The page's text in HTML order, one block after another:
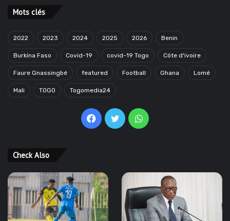
Mots clés
2022 2023 2024 2025 2026 Benin
Burkina Faso Covid-19 covid-19 Togo Côte d'ivoire
Faure Gnassingbé featured Football Ghana Lomé
Mali TOGO Togomedia24
Facebook
TwitterWhatsApp
Check Also